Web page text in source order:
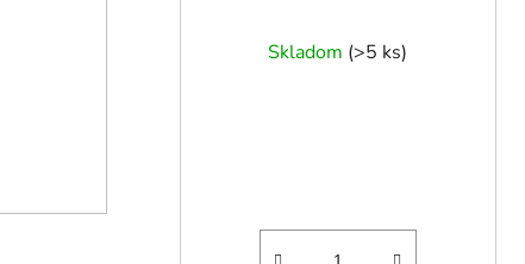
Skladom (>5 ks)